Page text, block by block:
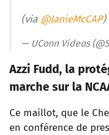
(via @JanieMcCAP)
— UConn Videos
Azzi Fudd, la
marche sur la
Ce maillot, que le
en conférence de